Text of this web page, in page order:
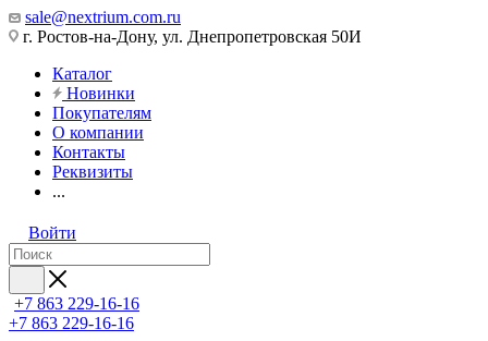
sale@nextrium.com.ru
г. Ростов-на-Дону, ул. Днепропетровская 50И
Каталог
Новинки
Покупателям
О компании
Контакты
Реквизиты
...
Войти
+7 863 229-16-16
+7 863 229-16-16